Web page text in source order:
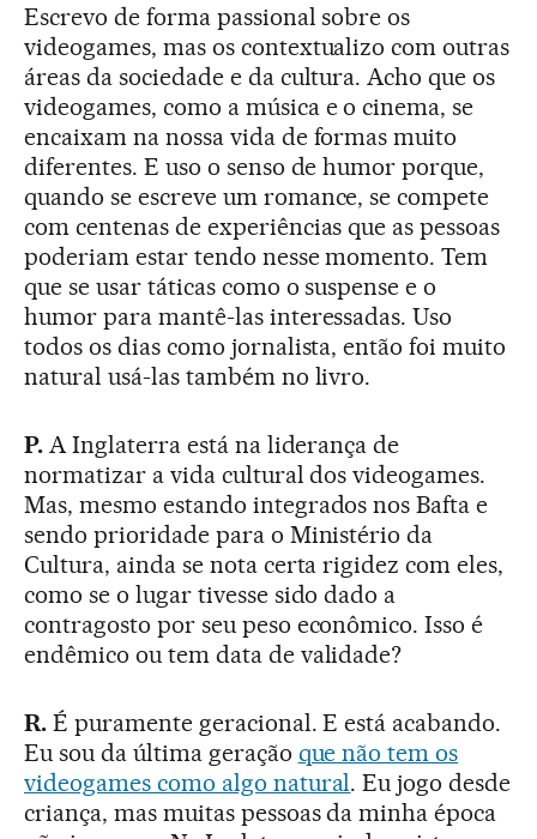
Escrevo de forma passional sobre os
videogames, mas os contextualizo com outras
áreas da sociedade e da cultura. Acho que os
videogames, como a música e o cinema, se
encaixam na nossa vida de formas muito
diferentes. E uso o senso de humor porque,
quando se escreve um romance, se compete
com centenas de experiências que as pessoas
poderiam estar tendo nesse momento. Tem
que se usar táticas como o suspense e o
humor para mantê-las interessadas. Uso
todos os dias como jornalista, então foi muito
natural usá-las também no livro.
P.A Inglaterra está na liderança de
normatizar a vida cultural dos videogames.
Mas, mesmo estando integrados nos Bafta e
sendo prioridade para o Ministério da
Cultura, ainda se nota certa rigidez com eles,
como se o lugar tivesse sido dado a
contragosto por seu peso econômico. Isso é
endêmico ou tem data de validade?
R.É puramente geracional. E está acabando.
Eu sou da última geração que não tem os
videogames como algo natural. Eu jogo desde
criança, mas muitas pessoas da minha época